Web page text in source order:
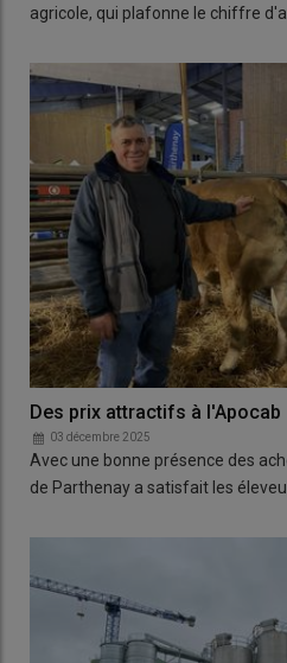
agricole, qui plafonne le chiffre
Des prix attractifs à l'Apocab
03 décembre 2025
Avec une bonne présence des
de Parthenay a satisfait les